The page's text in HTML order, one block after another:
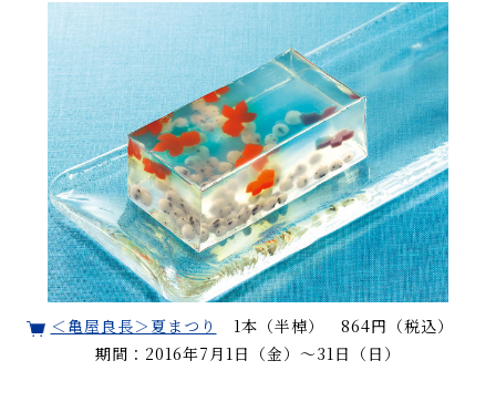
＜亀屋良長＞夏まつり
1本（半棹） 864円（税込）
期間：2016年7月1日（金）～31日（日）